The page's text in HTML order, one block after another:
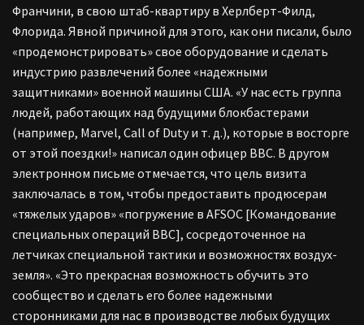
Франчини, в свою штаб-квартиру в Херлберт-Филд,
Флорида. Явной причиной для этого, как они писали, было
«продемонстрировать» свое оборудование и сделать
индустрию развлечений более «надежными
защитниками» военной машины США. «У нас есть группа
людей, работающих над будущими блокбастерами
(например, Marvel, Call of Duty и т. д.), которые в восторге
от этой поездки!» написал один офицер ВВС. В другом
электронном письме отмечается, что цель визита
заключалась в том, чтобы предоставить продюсерам
«тяжелых ударов» «погружение в AFSOC [Командование
специальных операций ВВС], сосредоточенное на
летчиках специальной тактики и возможностях воздух-
земля». «Это прекрасная возможность обучить это
сообщество и сделать его более надежными
сторонниками для нас в производстве любых будущих